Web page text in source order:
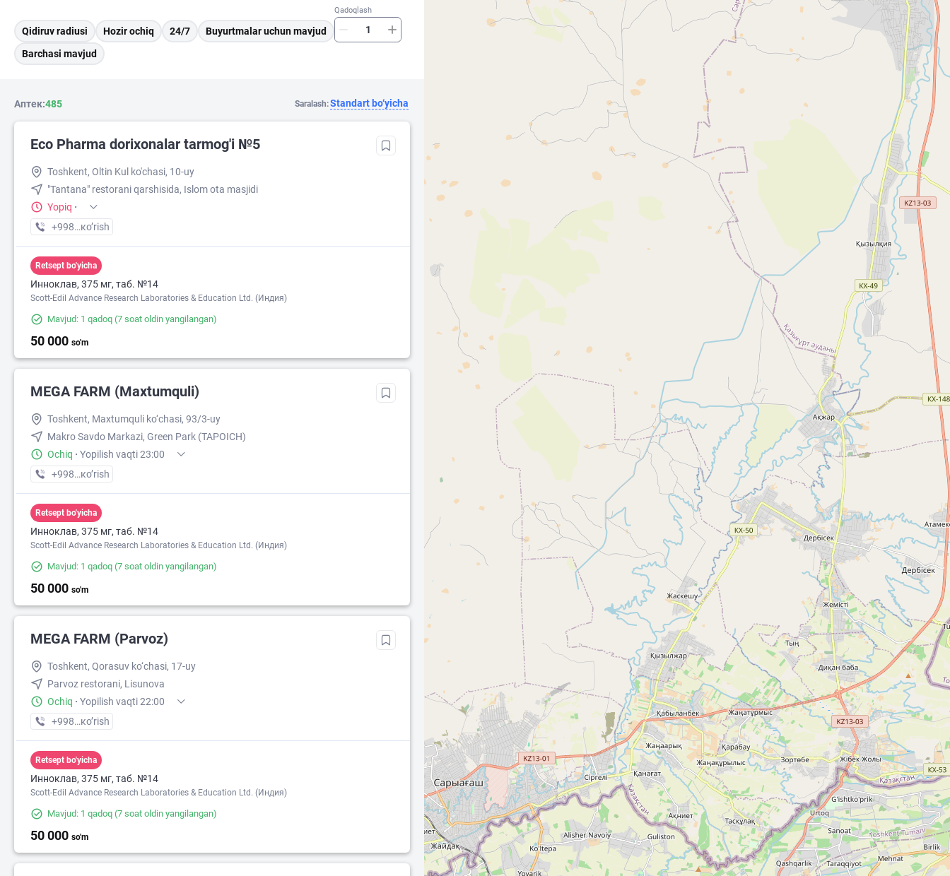
Qidiruv radiusi Hozir ochiq 24/7 Buyurtmalar uchun mavjud
Qadoqlash
Barchasi mavjud
Аптек:485 Saralash:Standart bo‘yicha
Eco Pharma dorixonalar tarmog'i №5
Toshkent, Oltin Kul ko'chasi, 10-uy
"Tantana" restorani qarshisida, Islom ota masjidi
Yopiq ·
+998 (55) XXX-XX-XX
кo’rish
Retsept bo'yicha
Инноклав, 375 мг, таб. №14
Scott-Edil Advance Research Laboratories & Education Ltd. (Индия)
Mavjud: 1 qadoq (7 soat oldin yangilangan)
50 000 so'm
MEGA FARM (Maxtumquli)
Toshkent, Maxtumquli ko‘chasi, 93/3-uy
Makro Savdo Markazi, Green Park (TAPOICH)
Ochiq · Yopilish vaqti 23:00
+998 (55) XXX-XX-XX
кo’rish
Retsept bo'yicha
Инноклав, 375 мг, таб. №14
Scott-Edil Advance Research Laboratories & Education Ltd. (Индия)
Mavjud: 1 qadoq (7 soat oldin yangilangan)
50 000 so'm
MEGA FARM (Parvoz)
Toshkent, Qorasuv ko‘chasi, 17-uy
Parvoz restorani, Lisunova
Ochiq · Yopilish vaqti 22:00
+998 (71) XXX-XX-XX
кo’rish
Retsept bo'yicha
Инноклав, 375 мг, таб. №14
Scott-Edil Advance Research Laboratories & Education Ltd. (Индия)
Mavjud: 1 qadoq (7 soat oldin yangilangan)
50 000 so'm